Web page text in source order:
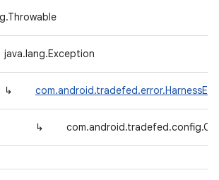
java.lang.Exception
↳
↳